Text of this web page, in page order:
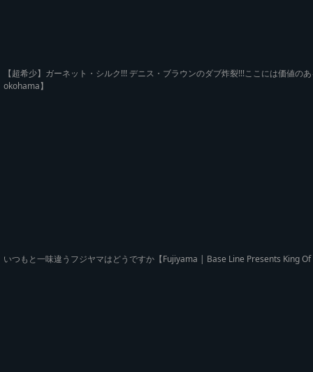
【超希少】ガーネット・シルク!!! デニス・ブラウンのダブ炸裂!!!ここには価値
okohama】
いつもと一味違うフジヤマはどうですか【Fujiyama | Base Line Presents King